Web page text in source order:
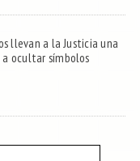
llevan a la Justicia una
ocultar símbolos